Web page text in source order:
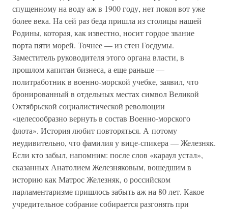
спущенному на воду аж в 1900 году, нет покоя вот уже
более века. На сей раз беда пришла из столицы нашей
Родины, которая, как известно, носит гордое звание
порта пяти морей. Точнее — из стен Госдумы.
Заместитель руководителя этого органа власти, в
прошлом капитан бизнеса, а еще раньше —
политработник в военно-морской учебке, заявил, что
бронированный в отдельных местах символ Великой
Октябрьской социалистической революции
«целесообразно вернуть в состав Военно-морского
флота». История любит повторяться. А потому
неудивительно, что фамилия у вице-спикера — Железняк.
Если кто забыл, напомним: после слов «караул устал»,
сказанных Анатолием Железняковым, вошедшим в
историю как Матрос Железняк, о российском
парламентаризме пришлось забыть аж на 80 лет. Какое
учредительное собрание собирается разгонять при